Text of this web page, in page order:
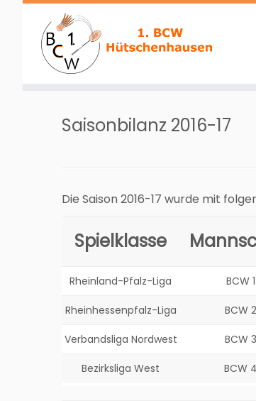
springenSaisonbilanz 2016-17
Die Saison 2016-17 wurde mit
Spielklasse
Rheinland-Pfalz-Liga BCW 1
Rheinhessenpfalz-Liga BCW 2
Verbandsliga Nordwest BCW 3
Bezirksliga West BCW 4